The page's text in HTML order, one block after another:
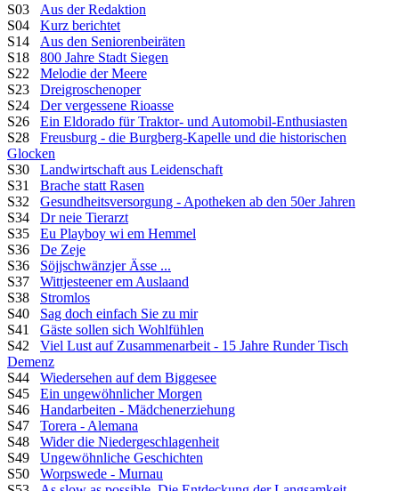
S03 Aus der Redaktion
S04 Kurz berichtet
S14 Aus den Seniorenbeiräten
S18 800 Jahre Stadt Siegen
S22 Melodie der Meere
S23 Dreigroschenoper
S24 Der vergessene Rioasse
S26 Ein Eldorado für Traktor- und Automobil-Enthusiasten
S28 Freusburg - die Burgberg-Kapelle und die historischen
Glocken
S30 Landwirtschaft aus Leidenschaft
S31 Brache statt Rasen
S32 Gesundheitsversorgung - Apotheken ab den 50er Jahren
S34 Dr neie Tierarzt
S35 Eu Playboy wi em Hemmel
S36 De Zeje
S36 Söjjschwänzjer Ässe ...
S37 Wittjesteener em Auslaand
S38 Stromlos
S40 Sag doch einfach Sie zu mir
S41 Gäste sollen sich Wohlfühlen
S42 Viel Lust auf Zusammenarbeit - 15 Jahre Runder Tisch
Demenz
S44 Wiedersehen auf dem Biggesee
S45 Ein ungewöhnlicher Morgen
S46 Handarbeiten - Mädchenerziehung
S47 Torera - Alemana
S48 Wider die Niedergeschlagenheit
S49 Ungewöhnliche Geschichten
S50 Worpswede - Murnau